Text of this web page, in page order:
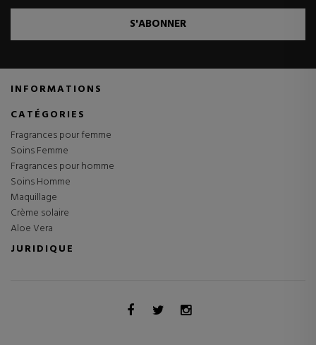
S'ABONNER
INFORMATIONS
CATÉGORIES
Fragrances pour femme
Soins Femme
Fragrances pour homme
Soins Homme
Maquillage
Crème solaire
Aloe Vera
JURIDIQUE